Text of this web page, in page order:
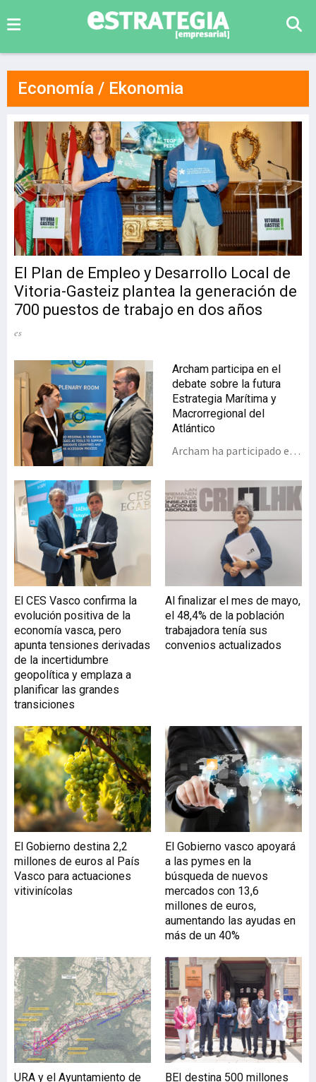
Economía / Ekonomia
El Plan de Empleo y Desarrollo Local de
Vitoria-Gasteiz plantea la generación de
700 puestos de trabajo en dos años
es
Archam participa en el
debate sobre la futura
Estrategia Marítima y
Macrorregional del
Atlántico
Archam ha participado en
Estrategias
Macrorregionales y de
Cuencas Marinas 2026’, un
evento celebrado los días 8
y 9 de julio en Bruselas y
coorganizado por la
Dirección General de
Política Regional y Urbana
- DG Regio y la Dirección
General de Asuntos
Marítimos y Pesca - DG
MARE de la Comisión
Cuenca europeas - Alpina,
Danubio, Adriático-Jónica,
Mar Báltico, Atlántico,
Mediterráneo Occidental,
Mar Negro y Gran Mar del
Norte - para reflexionar
sobre las nuevas
orientaciones de la
Comisión Europea y sobre
el papel que pueden
desempeñar los territo
El CES Vasco confirma la
evolución positiva de la
economía vasca, pero
apunta tensiones derivadas
de la incertidumbre
geopolítica y emplaza a
planificar las grandes
transiciones
Al finalizar el mes de mayo,
el 48,4% de la población
trabajadora tenía sus
convenios actualizados
El Gobierno destina 2,2
millones de euros al País
Vasco para actuaciones
vitivinícolas
El Gobierno vasco apoyará
a las pymes en la
búsqueda de nuevos
mercados con 13,6
millones de euros,
aumentando las ayudas en
más de un 40%
URA y el Ayuntamiento de
BEI destina 500 millones